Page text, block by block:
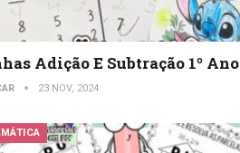
Adição E Subtração 1º Ano
23 NOV, 2024